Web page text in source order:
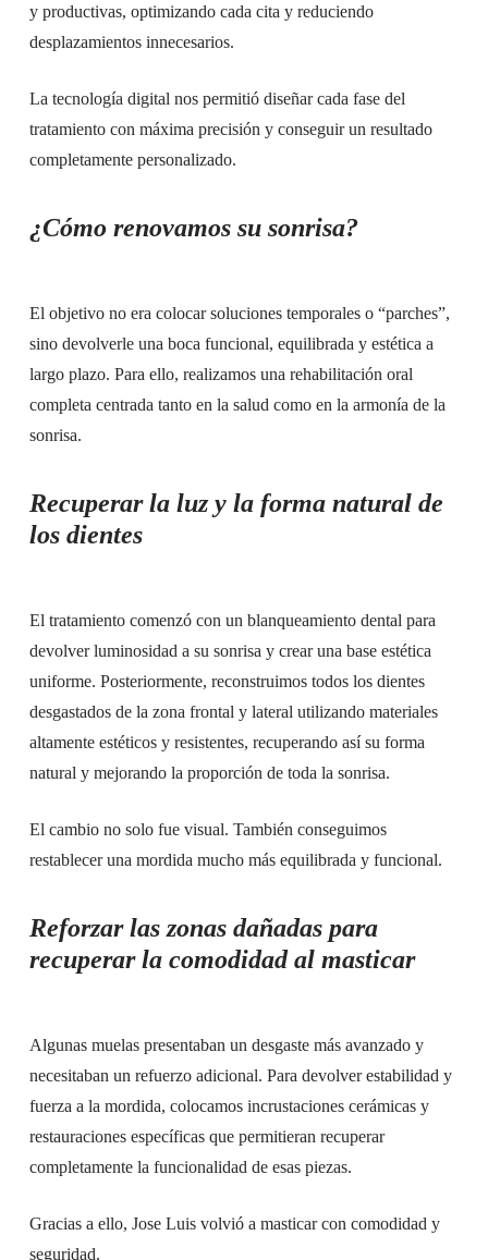
y productivas, optimizando cada cita y reduciendo
desplazamientos innecesarios.
La tecnología digital nos permitió diseñar cada fase del
tratamiento con máxima precisión y conseguir un resultado
completamente personalizado.
¿Cómo renovamos su sonrisa?
El objetivo no era colocar soluciones temporales o “parches”,
sino devolverle una boca funcional, equilibrada y estética a
largo plazo. Para ello, realizamos una rehabilitación oral
completa centrada tanto en la salud como en la armonía de la
sonrisa.
Recuperar la luz y la forma natural de
los dientes
El tratamiento comenzó con un blanqueamiento dental para
devolver luminosidad a su sonrisa y crear una base estética
uniforme. Posteriormente, reconstruimos todos los dientes
desgastados de la zona frontal y lateral utilizando materiales
altamente estéticos y resistentes, recuperando así su forma
natural y mejorando la proporción de toda la sonrisa.
El cambio no solo fue visual. También conseguimos
restablecer una mordida mucho más equilibrada y funcional.
Reforzar las zonas dañadas para
recuperar la comodidad al masticar
Algunas muelas presentaban un desgaste más avanzado y
necesitaban un refuerzo adicional. Para devolver estabilidad y
fuerza a la mordida, colocamos incrustaciones cerámicas y
restauraciones específicas que permitieran recuperar
completamente la funcionalidad de esas piezas.
Gracias a ello, Jose Luis volvió a masticar con comodidad y
seguridad.